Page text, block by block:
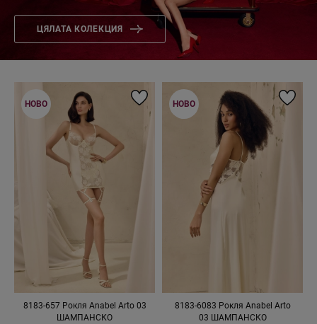
ЦЯЛАТА КОЛЕКЦИЯ
8183-657 Рокля Anabel Arto 03
ШАМПАНСКО
НОВО
8183-6083 Рокля Anabel Arto
03 ШАМПАНСКО
НОВО